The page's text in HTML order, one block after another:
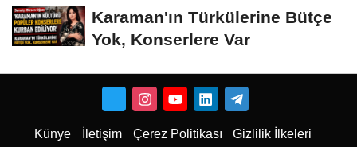
Karaman'ın Türkülerine Bütçe
Yok, Konserlere Var
Künye İletişim Çerez Politikası Gizlilik İlkeleri